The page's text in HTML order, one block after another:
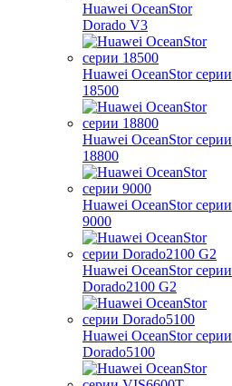
Huawei OceanStor
Dorado V3
Huawei OceanStor серии
18500
Huawei OceanStor серии
18800
Huawei OceanStor серии
9000
Huawei OceanStor серии
Dorado2100 G2
Huawei OceanStor серии
Dorado5100